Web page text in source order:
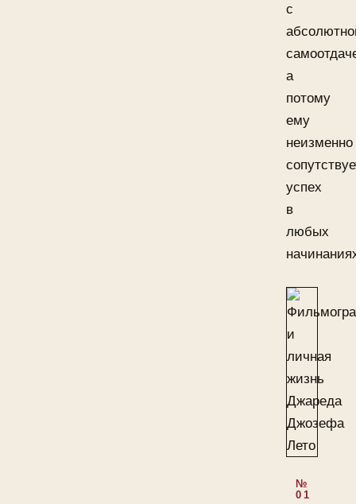
с
а
потому
ему
неизменно
успех
в
любых